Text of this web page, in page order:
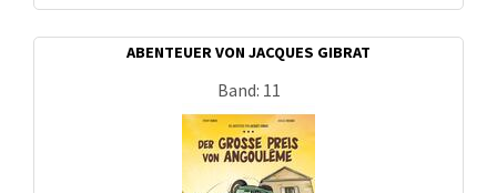
ABENTEUER VON JACQUES GIBRAT
Band: 11